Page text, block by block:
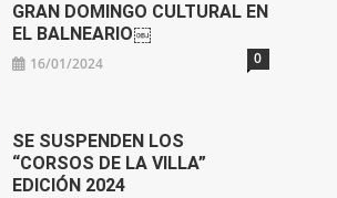
GRAN DOMINGO CULTURAL EN
EL BALNEARIO￼
16/01/2024 0
SE SUSPENDEN LOS
“CORSOS DE LA VILLA”
EDICIÓN 2024